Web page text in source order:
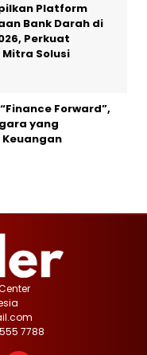
Platform
Bank Darah di
Perkuat
Solusi
Forward”,
yang
7788